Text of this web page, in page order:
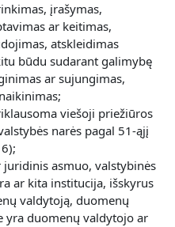
įrašymas,
ar keitimas,
atskleidimas
būdu sudarant galimybę
ar sujungimas,
viešoji priežiūros
narės pagal 51-ąjį
juridinis asmuo, valstybinės
ar kita institucija, išskyrus
valdytoją, duomenų
yra duomenų valdytojo ar